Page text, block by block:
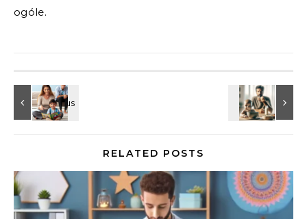
ogóle.
RELATED POSTS